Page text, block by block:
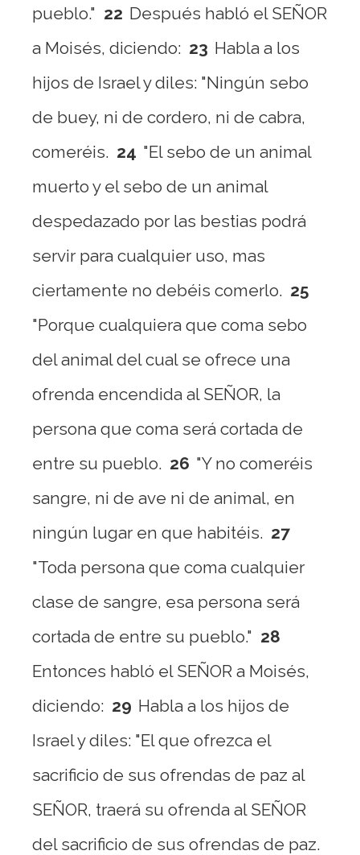
pueblo." 22 Después habló el SEÑOR
a Moisés, diciendo: 23 Habla a los
hijos de Israel y diles: "Ningún sebo
de buey, ni de cordero, ni de cabra,
comeréis. 24 "El sebo de un animal
muerto y el sebo de un animal
despedazado por las bestias podrá
servir para cualquier uso, mas
ciertamente no debéis comerlo. 25
"Porque cualquiera que coma sebo
del animal del cual se ofrece una
ofrenda encendida al SEÑOR, la
persona que coma será cortada de
entre su pueblo. 26 "Y no comeréis
sangre, ni de ave ni de animal, en
ningún lugar en que habitéis. 27
"Toda persona que coma cualquier
clase de sangre, esa persona será
cortada de entre su pueblo." 28
Entonces habló el SEÑOR a Moisés,
diciendo: 29 Habla a los hijos de
Israel y diles: "El que ofrezca el
sacrificio de sus ofrendas de paz al
SEÑOR, traerá su ofrenda al SEÑOR
del sacrificio de sus ofrendas de paz.